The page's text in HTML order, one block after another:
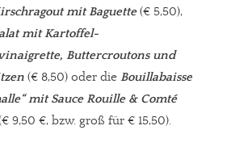
mit Baguette(€ 5,50),
mit Kartoffel-
Buttercroutons und
(€ 8,50) oder die Bouillabaisse
mit Sauce Rouille & Comté
9,50 €, bzw. groß für € 15,50).